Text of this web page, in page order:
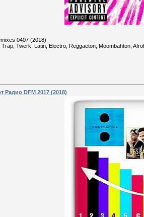
0407 (2018)
Twerk, Latin, Electro, Reggaeton, Moombahton,
Радио DFM 2017 (2018)